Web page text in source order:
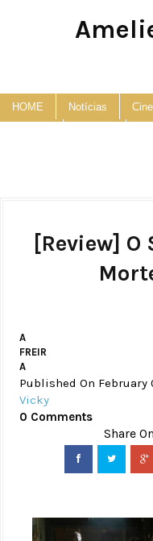
HOME Notícias
[Review] O
A
FREIR
A
Published On February
Vicky
0 Comments